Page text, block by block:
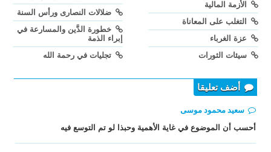
الأزمة المالية
التغلب على المعاناة
عزة الغرباء
سيئات الثورات
ضلالات النصارى ورأس السنة
خطورة الدَّين والمسارعة في
إبراء الذمة
تجليات في رحمة الله
أضف تعليقا
سعيد محمود موسى
أحسب أن الموضوع في غاية الأهمية وحبذا لو تم التوسع فيه